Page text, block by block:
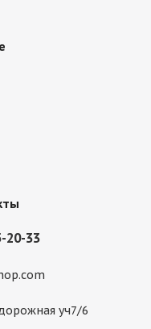
20-33
уч7/6